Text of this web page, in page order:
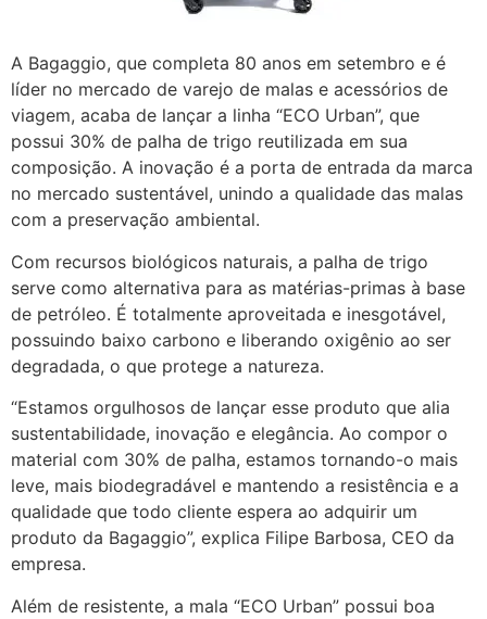
A Bagaggio, que completa 80 anos em setembro e é
líder no mercado de varejo de malas e acessórios de
viagem, acaba de lançar a linha “ECO Urban”, que
possui 30% de palha de trigo reutilizada em sua
composição. A inovação é a porta de entrada da marca
no mercado sustentável, unindo a qualidade das malas
com a preservação ambiental.
Com recursos biológicos naturais, a palha de trigo
serve como alternativa para as matérias-primas à base
de petróleo. É totalmente aproveitada e inesgotável,
possuindo baixo carbono e liberando oxigênio ao ser
degradada, o que protege a natureza.
“Estamos orgulhosos de lançar esse produto que alia
sustentabilidade, inovação e elegância. Ao compor o
material com 30% de palha, estamos tornando-o mais
leve, mais biodegradável e mantendo a resistência e a
qualidade que todo cliente espera ao adquirir um
produto da Bagaggio”, explica Filipe Barbosa, CEO da
empresa.
Além de resistente, a mala “ECO Urban” possui boa